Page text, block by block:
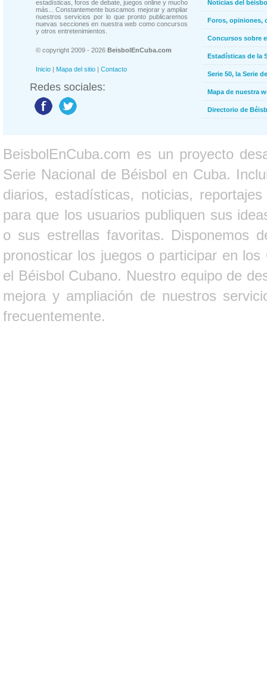
estadísticas, foros de debate, juegos online y mucho
más... Constantemente buscamos mejorar y ampliar
nuestros servicios por lo que pronto publicaremos
nuevas secciones en nuestra web como concursos
y otros entretenimientos.
© copyright 2009 - 2026 BeisbolEnCuba.com
Inicio | Mapa del sitio | Contacto
Redes sociales:
Noticias del
Foros, opiniones,
Concursos sobre
Estadísticas de la
Serie 50, la Serie
Mapa de nuestra
Directorio de
BeisbolEnCuba.com es un proyecto
Serie Nacional de Béisbol en Cuba.
diarios, estadísticas, noticias,
para que los usuarios publiquen sus
o sus estrellas favoritas. Disponemos
pronosticar los juegos o participar en
el Béisbol Cubano. Nuestro equipo de
mejora y ampliación de nuestros
frecuentemente.